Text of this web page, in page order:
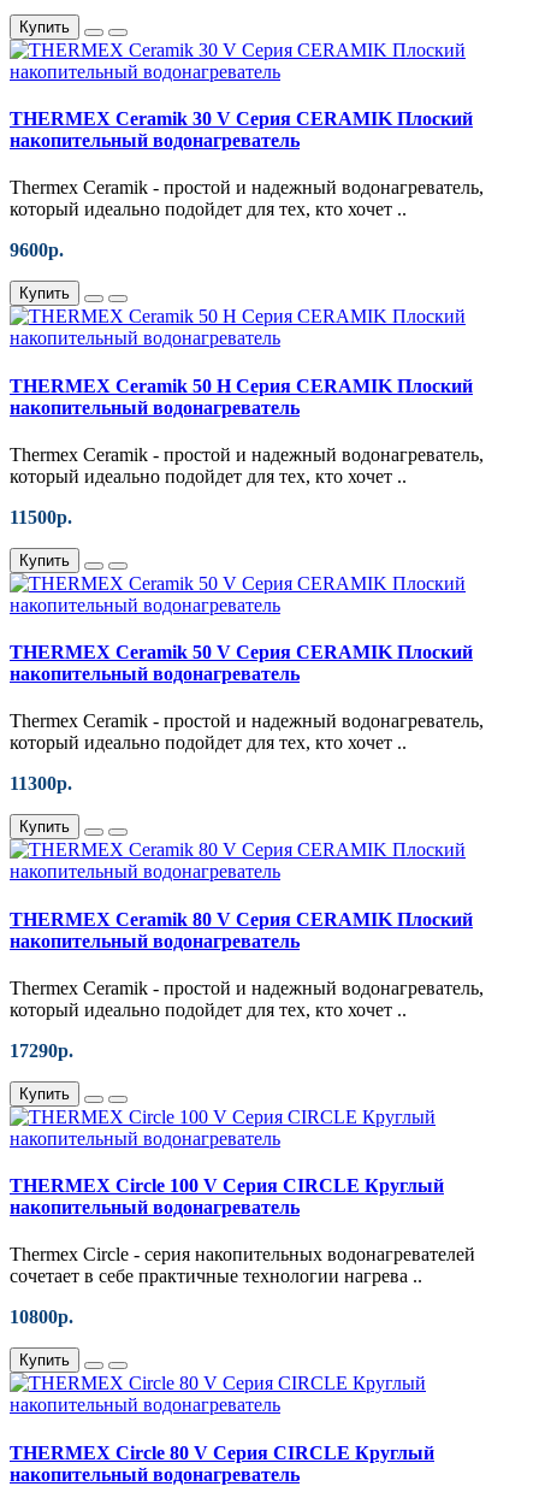
Купить
THERMEX Ceramik 30 V Серия CERAMIK Плоский
накопительный водонагреватель
Thermex Ceramik - простой и надежный водонагреватель,
который идеально подойдет для тех, кто хочет ..
9600р.
Купить
THERMEX Ceramik 50 H Серия CERAMIK Плоский
накопительный водонагреватель
Thermex Ceramik - простой и надежный водонагреватель,
который идеально подойдет для тех, кто хочет ..
11500р.
Купить
THERMEX Ceramik 50 V Серия CERAMIK Плоский
накопительный водонагреватель
Thermex Ceramik - простой и надежный водонагреватель,
который идеально подойдет для тех, кто хочет ..
11300р.
Купить
THERMEX Ceramik 80 V Серия CERAMIK Плоский
накопительный водонагреватель
Thermex Ceramik - простой и надежный водонагреватель,
который идеально подойдет для тех, кто хочет ..
17290р.
Купить
THERMEX Circle 100 V Серия CIRCLE Круглый
накопительный водонагреватель
Thermex Circle - серия накопительных водонагревателей
сочетает в себе практичные технологии нагрева ..
10800р.
Купить
THERMEX Circle 80 V Серия CIRCLE Круглый
накопительный водонагреватель